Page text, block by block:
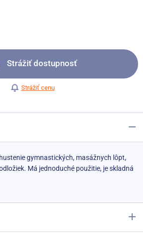
Strážiť dostupnosť
Strážiť cenu
gymnastických, masážnych lôpt,
Má jednoduché použitie, je skladná